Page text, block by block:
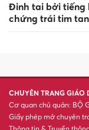
Đinh tai bởi tiếng
chứng trái tim
CHUYÊN TRANG
Cơ quan chủ quản: BỘ
Giấy phép mở chuyên